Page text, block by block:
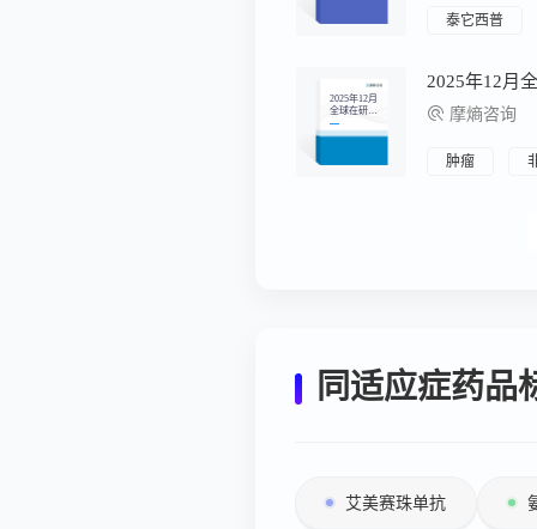
泰它西普
2025年12月
全球在研新
药月报
2025年12月
摩熵咨询
肿瘤
同适应症药品
艾美赛珠单抗